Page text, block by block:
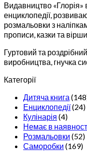
Видавництво «Глорія»
енциклопедії,
розмальовки з
прописи, казки та
Гуртовий та
виробництва, гнучка
Категорії
Дитяча книга
Енциклопедії(24)
Кулінарія (4)
Немає в
Розмальовки (52)
Саморобки (169)